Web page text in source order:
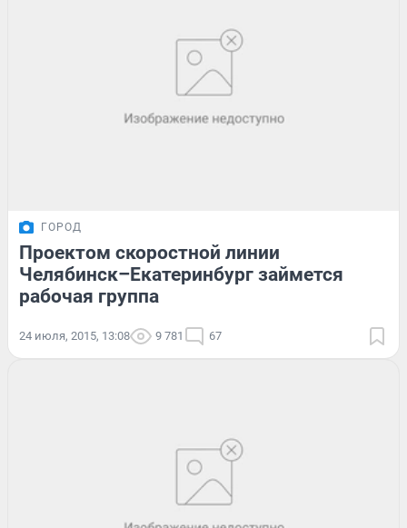
ГОРОД
Проектом скоростной линии
Челябинск–Екатеринбург займется
рабочая группа
24 июля, 2015, 13:08 9 781 67